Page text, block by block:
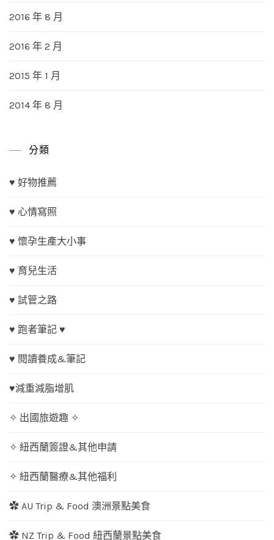
2016 年 8 月
2016 年 2 月
2015 年 1 月
2014 年 8 月
分類
♥ 好物推薦
♥ 心情寫照
♥ 懷孕生產大小事
♥ 育兒生活
♥ 試管之路
♥ 跑者筆記 ♥
♥ 閱讀養成&筆記
♥減重減脂增肌
✧ 出國旅遊趣 ✧
✧ 紐西蘭簽證&其他申請
✧ 紐西蘭醫療&其他福利
✿ AU Trip & Food 澳洲景點美食
✿ NZ Trip & Food 紐西蘭景點美食